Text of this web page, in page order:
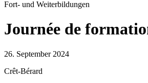
Fort- und Weiterbildungen
Journée de
26. September 2024
Crêt-Bérard